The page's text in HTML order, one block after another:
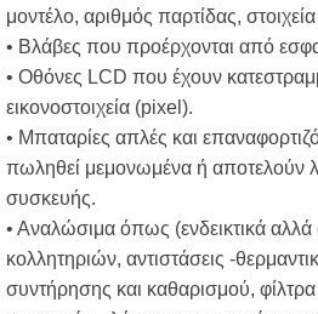
μοντέλο, αριθμός παρτίδας,
• Βλάβες που προέρχονται από
• Οθόνες LCD που έχουν
εικονοστοιχεία (pixel).
• Μπαταρίες απλές και
πωληθεί μεμονωμένα ή αποτελούν
συσκευής.
• Αναλώσιμα όπως (ενδεικτικά αλλά
κολλητηριών, αντιστάσεις -
συντήρησης και καθαρισμού,